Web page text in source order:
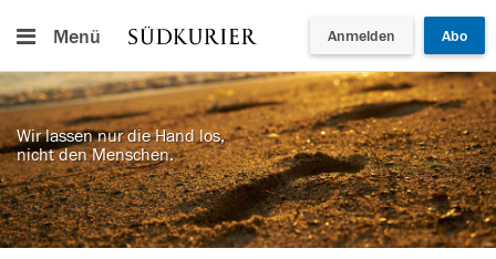
Menü Anmelden Abo
Wir lassen nur die Hand los,
nicht den Menschen.